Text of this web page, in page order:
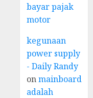
bayar pajak
motor
kegunaan
power supply
- Daily Randy
onmainboard
adalah